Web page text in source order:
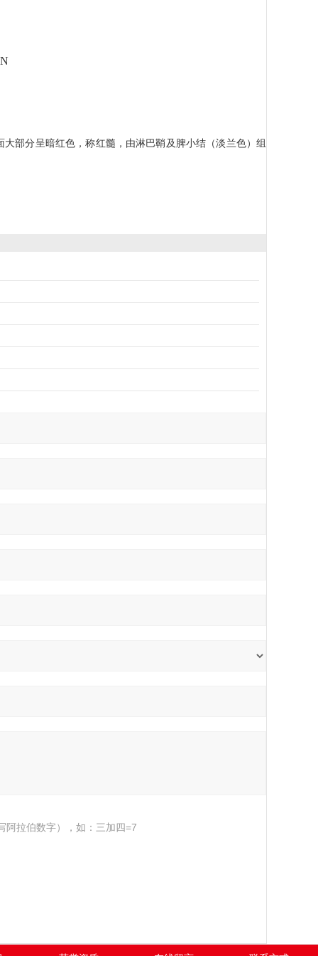
部分呈暗红色，称红髓，由淋巴鞘及脾小结（淡兰色）组
阿拉伯数字），如：三加四=7